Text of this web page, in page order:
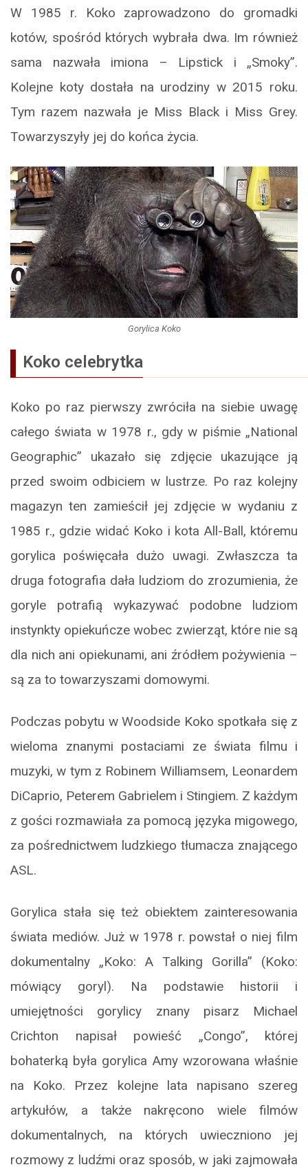
W 1985 r. Koko zaprowadzono do gromadki
kotów, spośród których wybrała dwa. Im również
sama nazwała imiona – Lipstick i „Smoky”.
Kolejne koty dostała na urodziny w 2015 roku.
Tym razem nazwała je Miss Black i Miss Grey.
Towarzyszyły jej do końca życia.
Gorylica Koko
Koko celebrytka
Koko po raz pierwszy zwróciła na siebie uwagę
całego świata w 1978 r., gdy w piśmie „National
Geographic” ukazało się zdjęcie ukazujące ją
przed swoim odbiciem w lustrze. Po raz kolejny
magazyn ten zamieścił jej zdjęcie w wydaniu z
1985 r., gdzie widać Koko i kota All-Ball, któremu
gorylica poświęcała dużo uwagi. Zwłaszcza ta
druga fotografia dała ludziom do zrozumienia, że
goryle potrafią wykazywać podobne ludziom
instynkty opiekuńcze wobec zwierząt, które nie są
dla nich ani opiekunami, ani źródłem pożywienia –
są za to towarzyszami domowymi.
Podczas pobytu w Woodside Koko spotkała się z
wieloma znanymi postaciami ze świata filmu i
muzyki, w tym z Robinem Williamsem, Leonardem
DiCaprio, Peterem Gabrielem i Stingiem. Z każdym
z gości rozmawiała za pomocą języka migowego,
za pośrednictwem ludzkiego tłumacza znającego
ASL.
Gorylica stała się też obiektem zainteresowania
świata mediów. Już w 1978 r. powstał o niej film
dokumentalny „Koko: A Talking Gorilla” (Koko:
mówiący goryl). Na podstawie historii i
umiejętności gorylicy znany pisarz Michael
Crichton napisał powieść „Congo”, której
bohaterką była gorylica Amy wzorowana właśnie
na Koko. Przez kolejne lata napisano szereg
artykułów, a także nakręcono wiele filmów
dokumentalnych, na których uwieczniono jej
rozmowy z ludźmi oraz sposób, w jaki zajmowała